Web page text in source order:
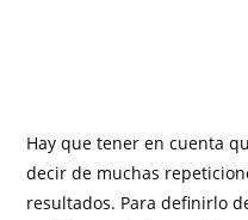
Hay que tener en cuenta
decir de muchas
resultados. Para definirlo